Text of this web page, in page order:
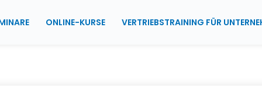
ONLINE-KURSE VERTRIEBSTRAINING FÜR